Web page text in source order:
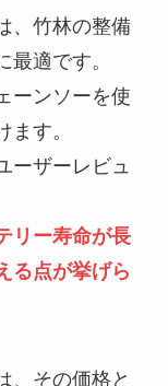
、竹林の整備
適です。
ーンソーを使
す。
ーザーレビュ
リー寿命が長
る点が挙げら
、その価格と